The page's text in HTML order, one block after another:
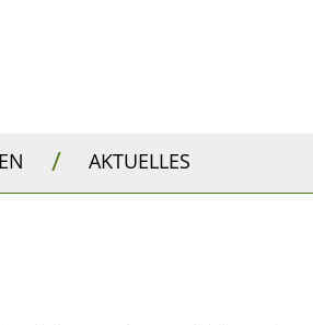
/ AKTUELLES